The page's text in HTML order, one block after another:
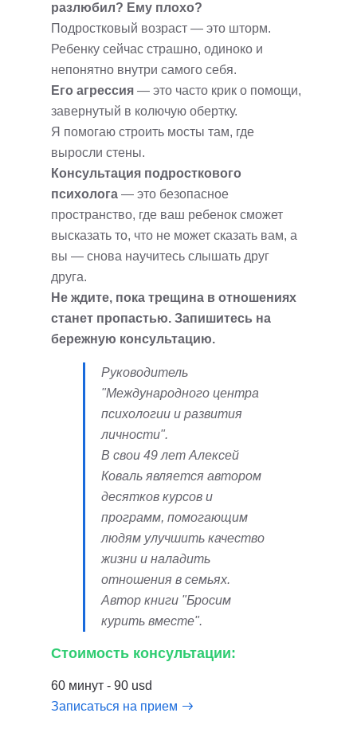
разлюбил? Ему плохо?
Подростковый возраст — это шторм.
Ребенку сейчас страшно, одиноко и
непонятно внутри самого себя.
Его агрессия — это часто крик о помощи,
завернутый в колючую обертку.
Я помогаю строить мосты там, где
выросли стены.
Консультация подросткового
психолога — это безопасное
пространство, где ваш ребенок сможет
высказать то, что не может сказать вам, а
вы — снова научитесь слышать друг
друга.
Не ждите, пока трещина в отношениях
станет пропастью. Запишитесь на
бережную консультацию.
Руководитель
"Международного центра
психологии и развития
личности".
В свои 49 лет Алексей
Коваль является автором
десятков курсов и
программ, помогающим
людям улучшить качество
жизни и наладить
отношения в семьях.
Автор книги "Бросим
курить вместе".
Стоимость консультации:
60 минут - 90 usd
Записаться на прием